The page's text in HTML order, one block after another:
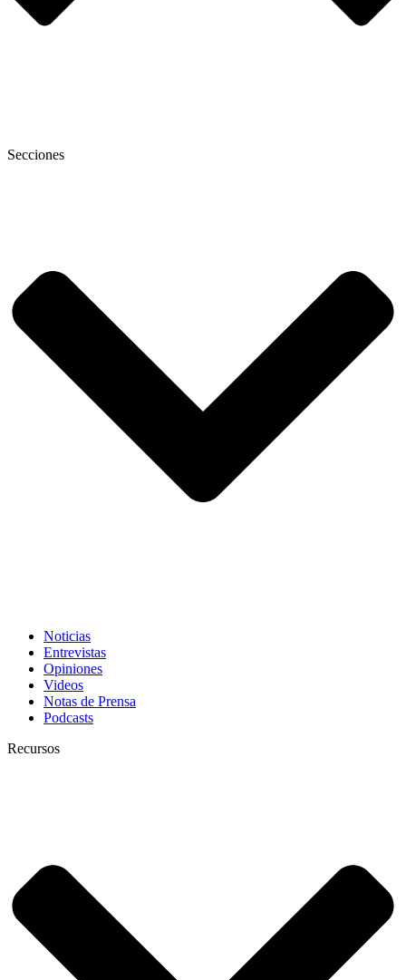
Secciones
Noticias
Entrevistas
Opiniones
Videos
Notas de Prensa
Podcasts
Recursos